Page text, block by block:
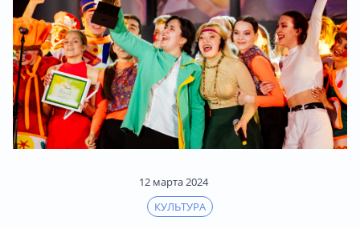
12 марта 2024
КУЛЬТУРА